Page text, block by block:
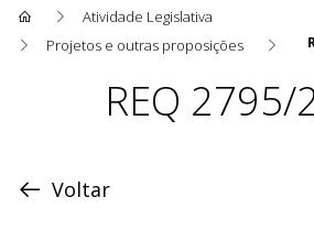
Atividade Legislativa
Projetos e outras proposições
ProposiçãoREQ 2795/
Voltar